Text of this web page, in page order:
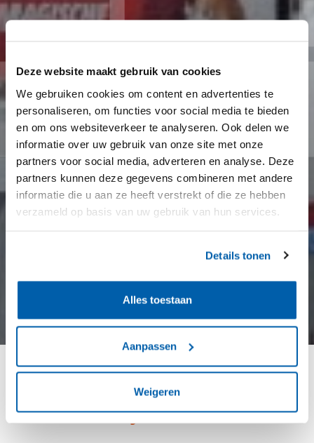
Deze website maakt gebruik van cookies
We gebruiken cookies om content en advertenties te
personaliseren, om functies voor social media te bieden
en om ons websiteverkeer te analyseren. Ook delen we
informatie over uw gebruik van onze site met onze
partners voor social media, adverteren en analyse. Deze
partners kunnen deze gegevens combineren met andere
informatie die u aan ze heeft verstrekt of die ze hebben
verzameld op basis van uw gebruik van hun services.
Details tonen
Alles toestaan
Aanpassen
Weigeren
Uitdagende transformatie in
hartje Arnhem